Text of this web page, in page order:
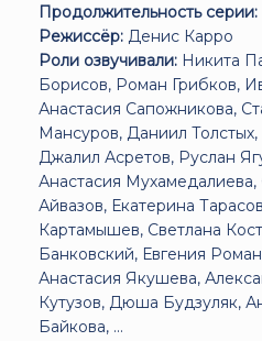
Продолжительность серии:
Режиссёр: Денис Карро
Роли озвучивали: Никита
Борисов, Роман Грибков,
Анастасия Сапожникова,
Мансуров, Даниил
Джалил Асретов, Руслан
Анастасия
Айвазов, Екатерина
Картамышев, Светлана
Банковский, Евгения
Анастасия Якушева,
Кутузов, Дюша Будзуляк,
Байкова, ...